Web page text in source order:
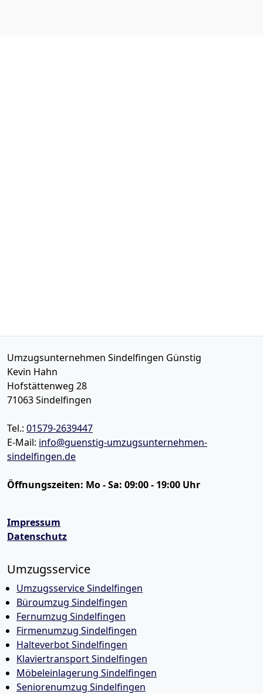
Umzugsunternehmen Sindelfingen Günstig
Kevin Hahn
Hofstättenweg 28
71063Sindelfingen
Tel.: 01579-2639447
E-Mail: info@guenstig-umzugsunternehmen-
sindelfingen.de
Öffnungszeiten: Mo - Sa: 09:00 - 19:00 Uhr
Impressum
Datenschutz
Umzugsservice
Umzugsservice Sindelfingen
Büroumzug Sindelfingen
Fernumzug Sindelfingen
Firmenumzug Sindelfingen
Halteverbot Sindelfingen
Klaviertransport Sindelfingen
Möbeleinlagerung Sindelfingen
Seniorenumzug Sindelfingen